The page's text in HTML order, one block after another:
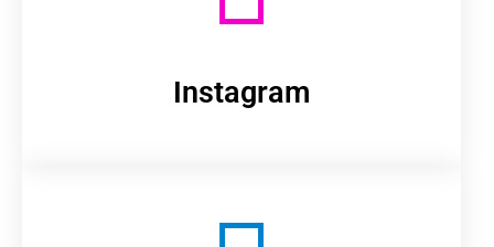
Instagram